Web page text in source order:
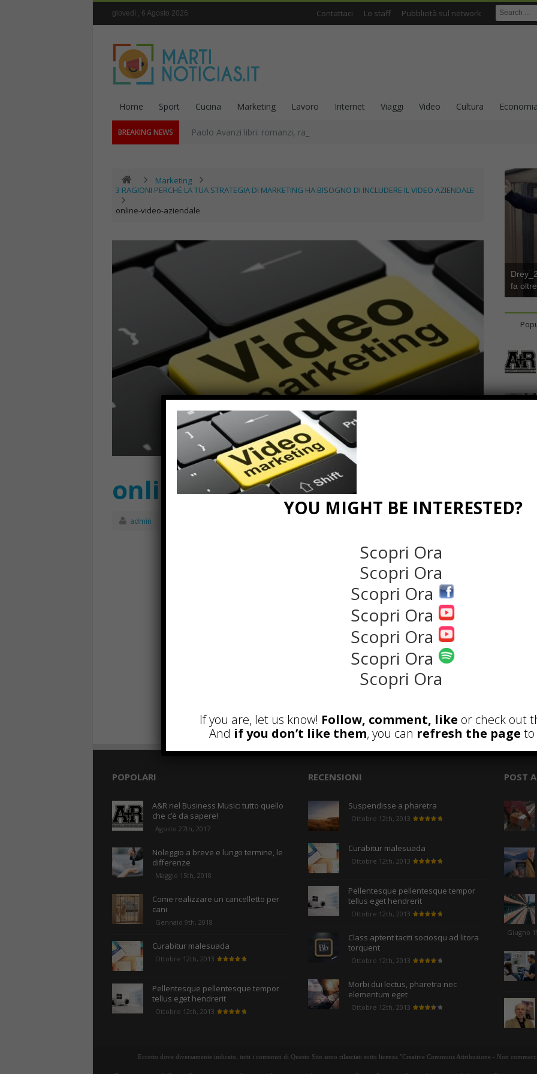
giovedì , 6 Agosto 2026 Contattaci Lo staff Pubblicità sul network
Home Sport Cucina Marketing Lavoro Internet Viaggi Video Cultura Economia
BREAKING NEWS Paolo Avanzi libri: romanzi, racconti e scrittura come ricerca sull’identità
Marketing
3 RAGIONI PERCHÉ LA TUA STRATEGIA DI MARKETING HA BISOGNO DI INCLUDERE IL VIDEO AZIENDALE
online-video-aziendale
online-video-aziendale
admin
fa
POPOLARI
A&R nel Business Music: tutto quello
che c’è da sapere!
Agosto 27th, 2017
Noleggio a breve e lungo termine, le
differenze
Maggio 15th, 2018
Come realizzare un cancelletto per
cani
Gennaio 9th, 2018
Curabitur malesuada
Ottobre 12th, 2013
Pellentesque pellentesque tempor
tellus eget hendrerit
Ottobre 12th, 2013
RECENSIONI
Suspendisse a pharetra
Ottobre 12th, 2013
Curabitur malesuada
Ottobre 12th, 2013
Pellentesque pellentesque tempor
tellus eget hendrerit
Ottobre 12th, 2013
Class aptent taciti sociosqu ad litora
torquent
Ottobre 12th, 2013
Morbi dui lectus, pharetra nec
elementum eget
Ottobre 12th, 2013
POST
Giugno
Eccetto dove diversamente indicato, tutti i contenuti di Questo Sito sono rilasciati sotto licenza "Creative Commons Attribuzione - Non
YOU MIGHT BE INTERESTED?
Scopri Ora
Scopri Ora
Scopri Ora
Scopri Ora
Scopri Ora
Scopri Ora
Scopri Ora
If you are, let us know! Follow, comment, like or check out
And if you don’t like them, you can refresh the page to